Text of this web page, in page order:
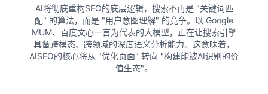
AI将彻底重构SEO的底层逻辑，搜索不再是 "关键词匹
配" 的算法，而是 "用户意图理解" 的竞争。以 Google
MUM、百度文心一言为代表的大模型，正在让搜索引擎
具备跨模态、跨领域的深度语义分析能力。这意味着，
AISEO的核心将从 "优化页面" 转向 "构建能被AI识别的价
值生态"。